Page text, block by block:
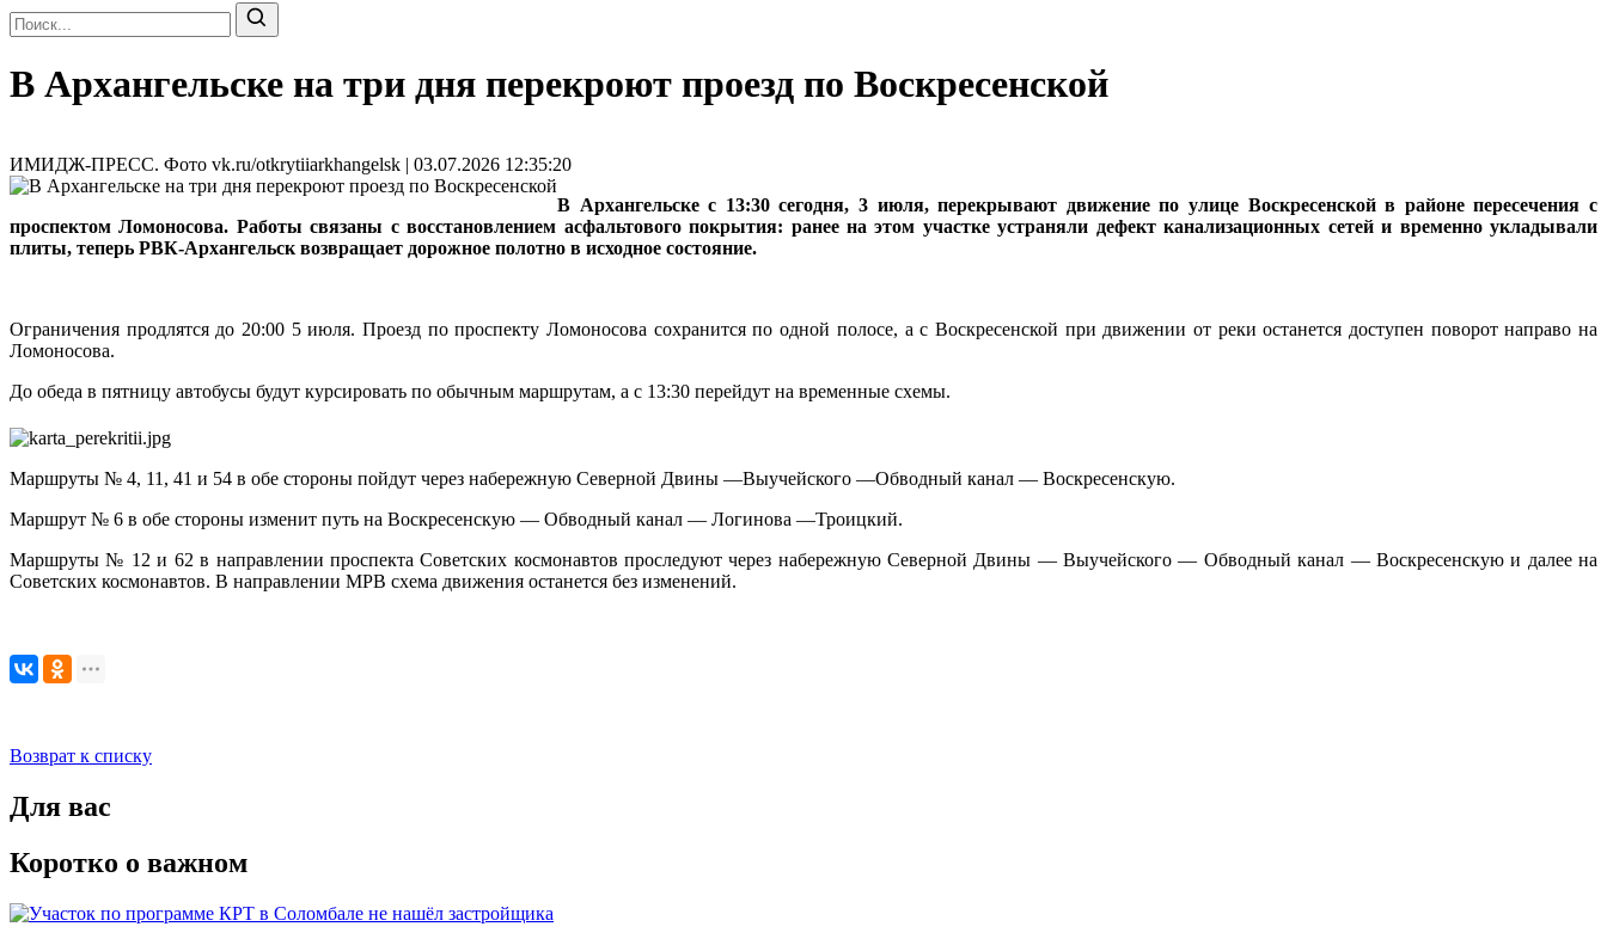
В Архангельске на три дня перекроют проезд по Воскресенской
ИМИДЖ-ПРЕСС. Фото vk.ru/otkrytiiarkhangelsk | 03.07.2026 12:35:20
В Архангельске с 13:30 сегодня, 3 июля, перекрывают движение по улице Воскресенской в районе пересечения с
проспектом Ломоносова. Работы связаны с восстановлением асфальтового покрытия: ранее на этом участке устраняли дефект канализационных сетей и временно укладывали
плиты, теперь РВК-Архангельск возвращает дорожное полотно в исходное состояние.
Ограничения продлятся до 20:00 5 июля. Проезд по проспекту Ломоносова сохранится по одной полосе, а с Воскресенской при движении от реки останется доступен поворот направо на
Ломоносова.
До обеда в пятницу автобусы будут курсировать по обычным маршрутам, а с 13:30 перейдут на временные схемы.
Маршруты № 4, 11, 41 и 54 в обе стороны пойдут через набережную Северной Двины —Выучейского —Обводный канал — Воскресенскую.
Маршрут № 6 в обе стороны изменит путь на Воскресенскую — Обводный канал — Логинова —Троицкий.
Маршруты № 12 и 62 в направлении проспекта Советских космонавтов проследуют через набережную Северной Двины — Выучейского — Обводный канал — Воскресенскую и далее на
Советских космонавтов. В направлении МРВ схема движения останется без изменений.
Возврат к списку
Для вас
Коротко о важном